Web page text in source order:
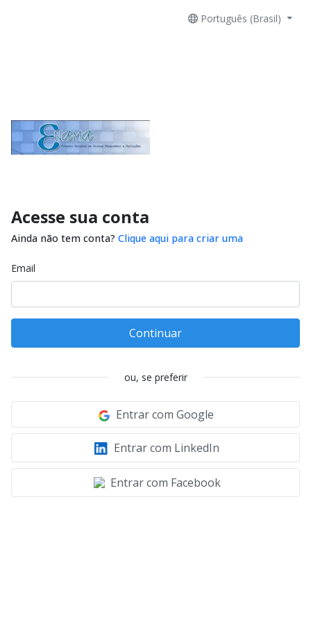
Português (Brasil)
Acesse sua conta
Ainda não tem conta? Clique aqui para criar uma
Email
Continuar
ou, se preferir
Entrar com Google
Entrar com LinkedIn
Entrar com Facebook